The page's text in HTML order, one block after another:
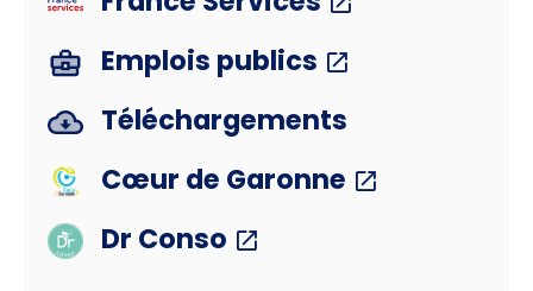
Emplois publics
Téléchargements
Cœur de Garonne
Dr Conso